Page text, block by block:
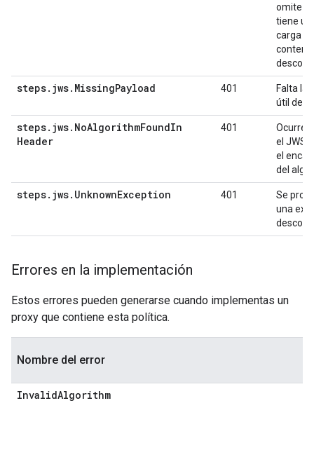
omite y
tiene
carga
steps. jws. MissingPayload 401
Falta la
útil de
steps. jws. NoAlgorithmFoundIn
Header
401
Ocurre
el JWS
el
del
steps. jws. UnknownException 401
Se
una
Errores en la implementación
Estos errores pueden generarse cuando implementas un
proxy que contiene esta política.
Nombre del error
InvalidAlgorithm